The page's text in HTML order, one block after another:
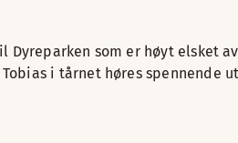
Dyreparken som er høyt elsket
i tårnet høres spennende